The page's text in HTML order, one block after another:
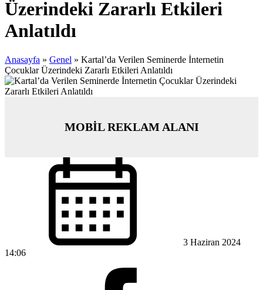
Üzerindeki Zararlı Etkileri
Anlatıldı
Anasayfa » Genel » Kartal’da Verilen Seminerde İnternetin
Çocuklar Üzerindeki Zararlı Etkileri Anlatıldı
MOBİL REKLAM ALANI
3 Haziran 2024
14:06